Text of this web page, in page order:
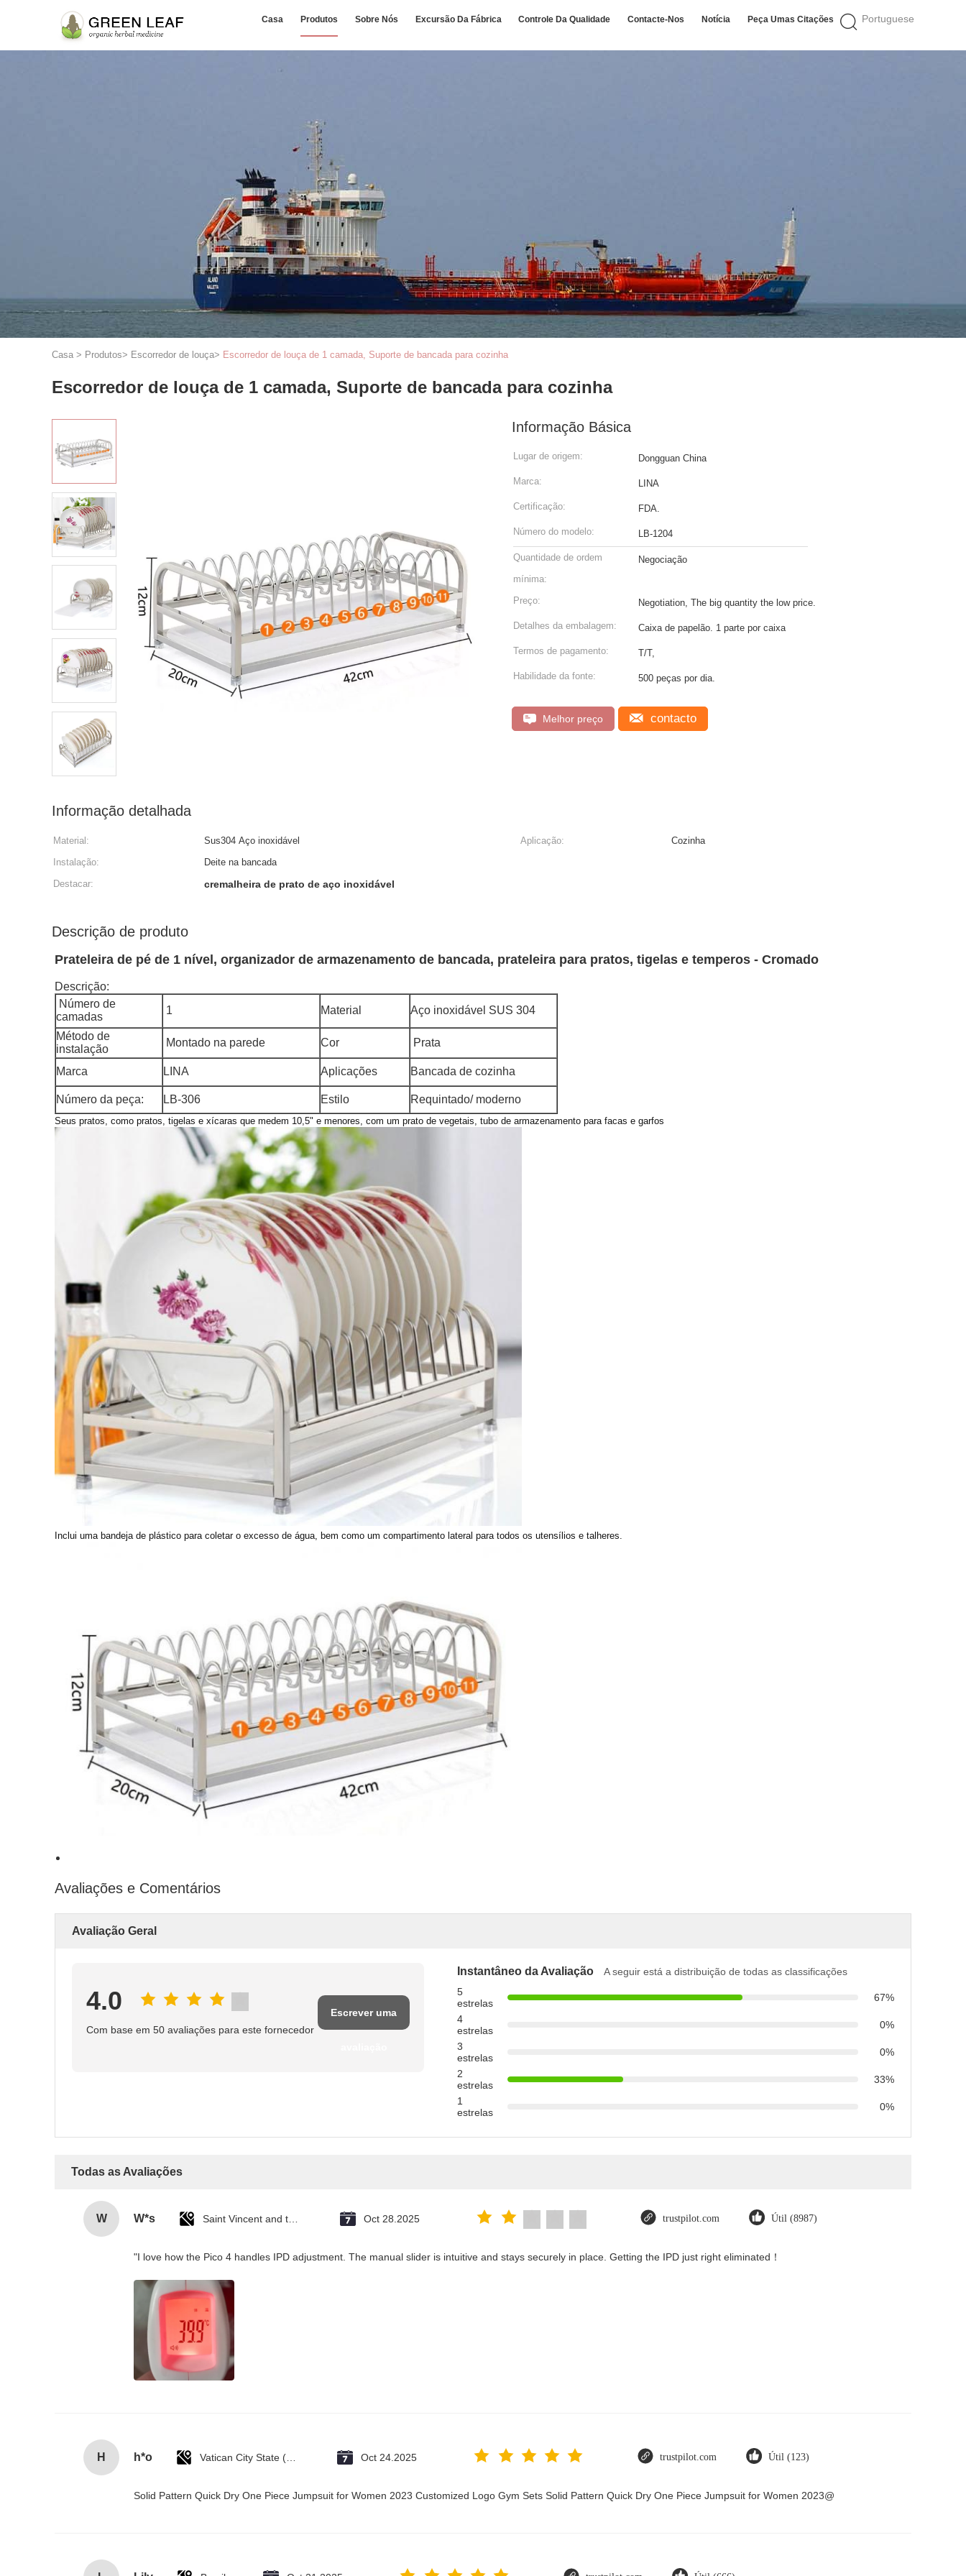
Portuguese
Casa Produtos Sobre Nós Excursão Da Fábrica Controle Da Qualidade Contacte-Nos Notícia Peça Umas Citações
Casa > Produtos> Escorredor de louça> Escorredor de louça de 1 camada, Suporte de bancada para cozinha
Escorredor de louça de 1 camada, Suporte de bancada para cozinha
Informação Básica
Lugar de origem: Dongguan China
Marca: LINA
Certificação: FDA.
Número do modelo: LB-1204
Quantidade de ordem
mínima:
Negociação
Preço: Negotiation, The big quantity the low price.
Detalhes da embalagem: Caixa de papelão. 1 parte por caixa
Termos de pagamento: T/T,
Habilidade da fonte: 500 peças por dia.
Melhor preço contacto
Informação detalhada
Material: Sus304 Aço inoxidável Aplicação:
Cozinha
Instalação:
Deite na bancada
Destacar:
cremalheira de prato de aço inoxidável
Descrição de produto
Prateleira de pé de 1 nível, organizador de armazenamento de bancada, prateleira para pratos, tigelas e temperos - Cromado
Descrição:
Número de
camadas
1 Material Aço inoxidável SUS 304
Método de
instalação
Montado na parede Cor Prata
Marca LINA Aplicações Bancada de cozinha
Número da peça: LB-306 Estilo Requintado/ moderno
Seus pratos, como pratos, tigelas e xícaras que medem 10,5" e menores, com um prato de vegetais, tubo de armazenamento para facas e garfos
Inclui uma bandeja de plástico para coletar o excesso de água, bem como um compartimento lateral para todos os utensílios e talheres.
Avaliações e Comentários
Avaliação Geral
4.0
Com base em 50 avaliações para este fornecedor
Escrever uma
Instantâneo da Avaliação
A seguir está a distribuição de todas as classificações
5
estrelas
67%
4
estrelas
0%
3
estrelas
0%
2
estrelas
33%
1
estrelas
0%
Todas as Avaliações
W W*s Saint Vincent and the Grenadines Oct 28.2025 trustpilot.com Útil (8987)
"I love how the Pico 4 handles IPD adjustment. The manual slider is intuitive and stays securely in place. Getting the IPD just right eliminated！
H h*o Vatican City State (Holy See) Oct 24.2025 trustpilot.com Útil (123)
Solid Pattern Quick Dry One Piece Jumpsuit for Women 2023 Customized Logo Gym Sets Solid Pattern Quick Dry One Piece Jumpsuit for Women 2023@